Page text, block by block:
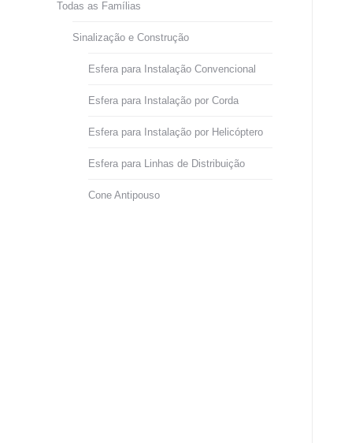
Todas as Famílias
Sinalização e Construção
Esfera para Instalação Convencional
Esfera para Instalação por Corda
Esfera para Instalação por Helicóptero
Esfera para Linhas de Distribuição
Cone Antipouso